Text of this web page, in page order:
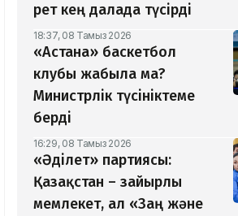
рет кең далада түсірді
18:37, 08 Тамыз 2026
«Астана» баскетбол
клубы жабыла ма?
Министрлік түсініктеме
берді
16:29, 08 Тамыз 2026
«Әділет» партиясы:
Қазақстан – зайырлы
мемлекет, ал «Заң және